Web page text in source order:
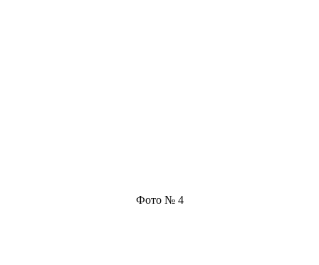
Фото № 4